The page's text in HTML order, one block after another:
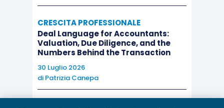
CRESCITA PROFESSIONALE
Deal Language for Accountants:
Valuation, Due Diligence, and the
Numbers Behind the Transaction
30 Luglio 2026
di Patrizia Canepa